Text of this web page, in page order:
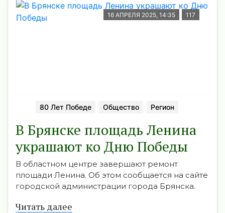
16 АПРЕЛЯ 2025, 14:35 117
80 Лет Победе Общество Регион
В Брянске площадь Ленина
украшают ко Дню Победы
В областном центре завершают ремонт
площади Ленина. Об этом сообщается на сайте
городской администрации города Брянска.
Читать далее